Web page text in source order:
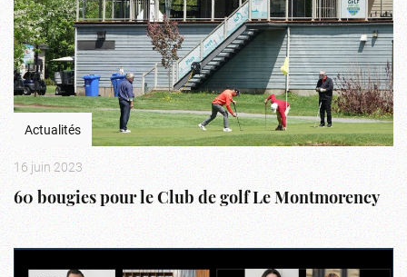
Actualités
16 juin 2023
60 bougies pour le Club de golf Le Montmorency